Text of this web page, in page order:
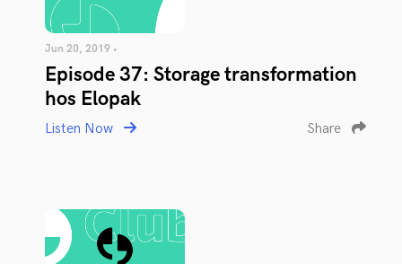
Jun 20, 2019 •
Episode 37: Storage transformation
hos Elopak
Listen Now Share